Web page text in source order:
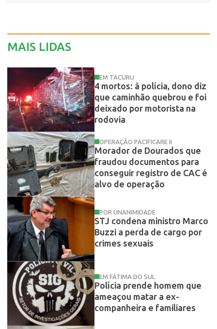
MAIS LIDAS
EM TACURU
4 mortos: à polícia, dono diz
que caminhão quebrou e foi
deixado por motorista na
rodovia
OPERAÇÃO PACIFICARE II
Morador de Dourados que
fraudou documentos para
conseguir registro de CAC é
alvo de operação
POR UNANIMIDADE
STJ condena ministro Marco
Buzzi a perda de cargo por
crimes sexuais
EM FÁTIMA DO SUL
Polícia prende homem que
ameaçou matar a ex-
companheira e familiares